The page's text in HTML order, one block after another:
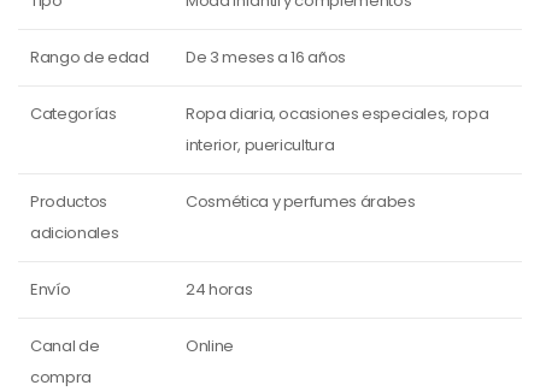
Rango de edad De 3 meses a 16 años
Categorías
Ropa diaria, ocasiones especiales, ropa
interior, puericultura
Productos
adicionales
Cosmética y perfumes árabes
Envío 24 horas
Canal de
compra
Online